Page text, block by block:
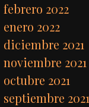
febrero 2022
enero 2022
diciembre 2021
noviembre 2021
octubre 2021
septiembre 2021